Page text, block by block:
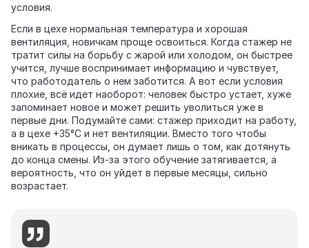
условия.
Если в цехе нормальная температура и хорошая
вентиляция, новичкам проще освоиться. Когда стажер не
тратит силы на борьбу с жарой или холодом, он быстрее
учится, лучше воспринимает информацию и чувствует,
что работодатель о нем заботится. А вот если условия
плохие, всё идет наоборот: человек быстро устает, хуже
запоминает новое и может решить уволиться уже в
первые дни. Подумайте сами: стажер приходит на работу,
а в цехе +35°C и нет вентиляции. Вместо того чтобы
вникать в процессы, он думает лишь о том, как дотянуть
до конца смены. Из‑за этого обучение затягивается, а
вероятность, что он уйдет в первые месяцы, сильно
возрастает.